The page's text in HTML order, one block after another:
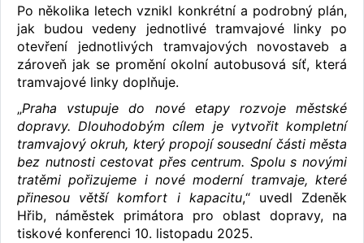
Po několika letech vznikl konkrétní a podrobný plán,
jak budou vedeny jednotlivé tramvajové linky po
otevření jednotlivých tramvajových novostaveb a
zároveň jak se promění okolní autobusová síť, která
tramvajové linky doplňuje.
„Praha vstupuje do nové etapy rozvoje městské
dopravy. Dlouhodobým cílem je vytvořit kompletní
tramvajový okruh, který propojí sousední části města
bez nutnosti cestovat přes centrum. Spolu s novými
tratěmi pořizujeme i nové moderní tramvaje, které
přinesou větší komfort i kapacitu,“ uvedl Zdeněk
Hřib, náměstek primátora pro oblast dopravy, na
tiskové konferenci 10. listopadu 2025.